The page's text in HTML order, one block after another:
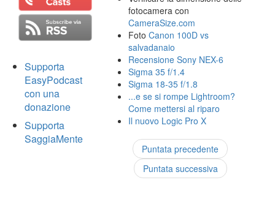
Supporta
EasyPodcast
con una
donazione
Supporta
SaggiaMente
fotocamera con
CameraSize.com
FotoCanon 100D vs
salvadanaio
Recensione Sony NEX-6
Sigma 35 f/1.4
Sigma 18-35 f/1.8
...e se si rompe Lightroom?
Come mettersi al riparo
Il nuovo Logic Pro X
Puntata precedente
Puntata successiva